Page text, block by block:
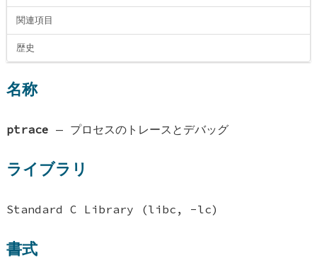
関連項目
歴史
名称
ptrace — プロセスのトレースとデバッグ
ライブラリ
Standard C Library (libc, -lc)
書式